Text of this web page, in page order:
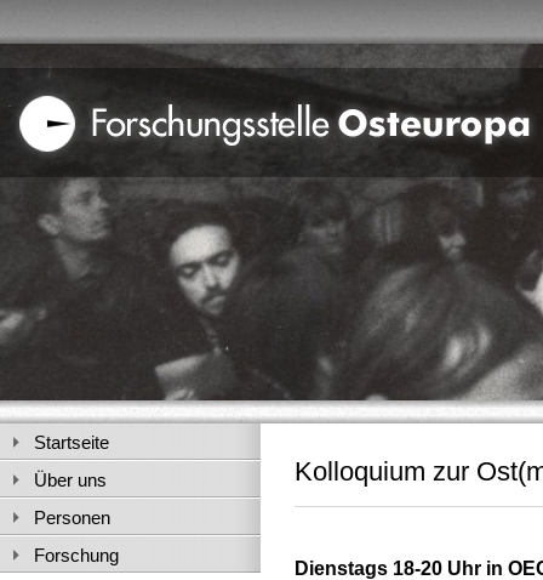
Kolloquium zur
Dienstags 18-20 Uhr in
Startseite
Über uns
Personen
Forschung